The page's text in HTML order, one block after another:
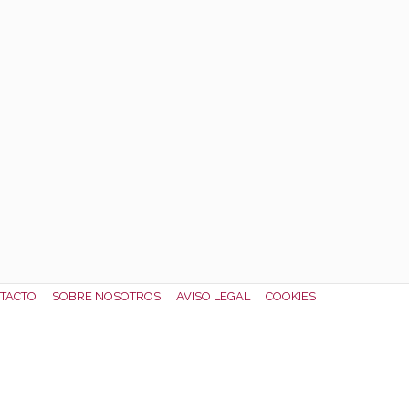
SOBRE NOSOTROS AVISO LEGAL COOKIES